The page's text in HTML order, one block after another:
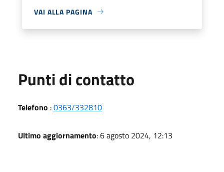
VAI ALLA PAGINA
Punti di contatto
Telefono :0363/332810
Ultimo aggiornamento: 6 agosto 2024, 12:13